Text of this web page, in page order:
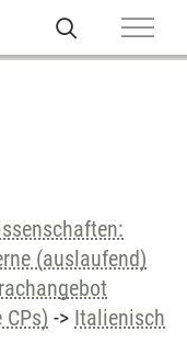
(auslaufend)
-> Italienisch